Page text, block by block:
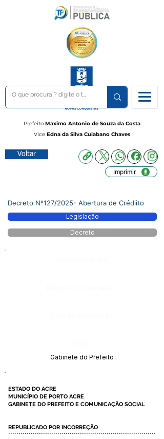
Prefeito Maximo Antonio de Souza da Costa
Vice Edna da Silva Cuiabano Chaves
Voltar
Imprimir
Decreto Nº127/2025- Abertura de Crédiito
Legislação
Decreto
Gabinete do Prefeito
ESTADO DO ACRE
MUNICÍPIO DE PORTO ACRE
GABINETE DO PREFEITO E COMUNICAÇÃO SOCIAL
REPUBLICADO POR INCORREÇÃO
************************************************************************